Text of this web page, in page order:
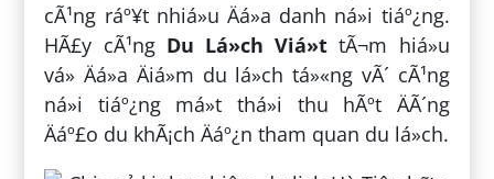
cÃ¹ng ráº¥t nhiá»u Äá»a danh ná»i tiáº¿ng.
HÃ£y cÃ¹ng Du Lá»ch Viá»t tÃ¬m hiá»u
vá» Äá»a Äiá»m du lá»ch tá»«ng vÃ´ cÃ¹ng
ná»i tiáº¿ng má»t thá»i thu hÃºt ÄÃ´ng
Äáº£o du khÃ¡ch Äáº¿n tham quan du lá»ch.